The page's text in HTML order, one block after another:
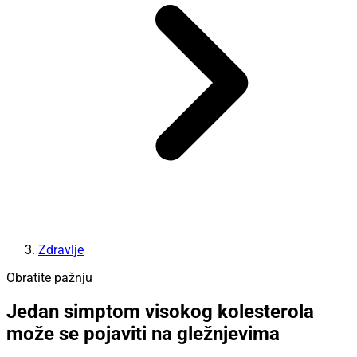
Zdravlje
Obratite pažnju
Jedan simptom visokog kolesterola
može se pojaviti na gležnjevima